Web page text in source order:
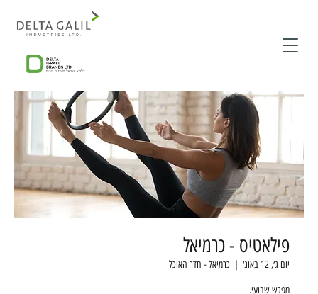
פילאטיס - כרמיאל
יום ג׳, 12 באוג׳
  |
כרמיאל - חדר האוכל